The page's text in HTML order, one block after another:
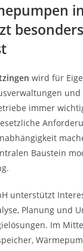
in
besonders
wird für
und
immer
Baustein
unterstützt
Planung und
Im